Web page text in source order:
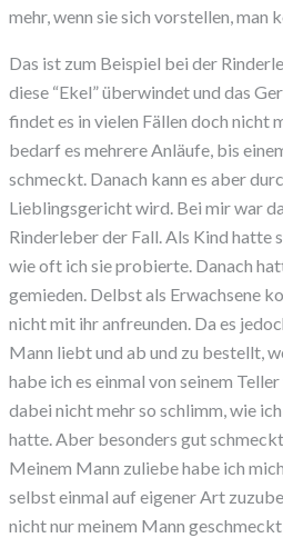
mehr, wenn sie sich vorstellen, man
Das ist zum Beispiel bei der
diese “Ekel” überwindet und das
findet es in vielen Fällen doch nicht
bedarf es mehrere Anläufe, bis
schmeckt. Danach kann es aber
Lieblingsgericht wird. Bei mir war
Rinderleber der Fall. Als Kind hatte
wie oft ich sie probierte. Danach
gemieden. Delbst als Erwachsene
nicht mit ihr anfreunden. Da es
Mann liebt und ab und zu bestellt,
habe ich es einmal von seinem
dabei nicht mehr so schlimm, wie
hatte. Aber besonders gut
Meinem Mann zuliebe habe ich
selbst einmal auf eigener Art
nicht nur meinem Mann